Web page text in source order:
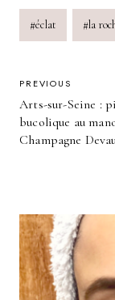
Post
Tags:
#éclat #la
POST
PREVIOUS
Arts-sur-Seine :
bucolique au
Champagne